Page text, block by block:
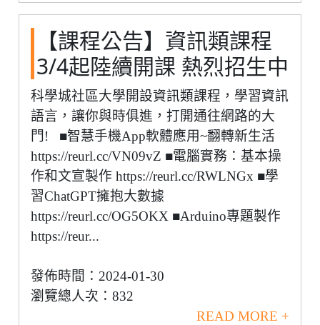
【課程公告】資訊類課程
3/4起陸續開課 熱烈招生中
科學城社區大學開設資訊類課程，學習資訊
語言，讓你與時俱進，打開通往網路的大
門! ■智慧手機App軟體應用~翻轉新生活
https://reurl.cc/VN09vZ ■電腦實務：基本操
作和文宣製作 https://reurl.cc/RWLNGx ■學
習ChatGPT擁抱大數據
https://reurl.cc/OG5OKX ■Arduino專題製作
https://reur...
發佈時間：2024-01-30
瀏覽總人次：832
READ MORE +